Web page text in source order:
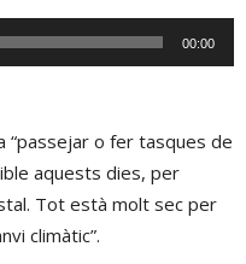
00:00
“passejar o fer tasques de
aquests dies, per
Tot està molt sec per
climàtic”.